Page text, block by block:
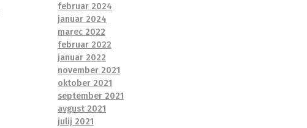
februar 2024
januar 2024
marec 2022
februar 2022
januar 2022
november 2021
oktober 2021
september 2021
avgust 2021
julij 2021